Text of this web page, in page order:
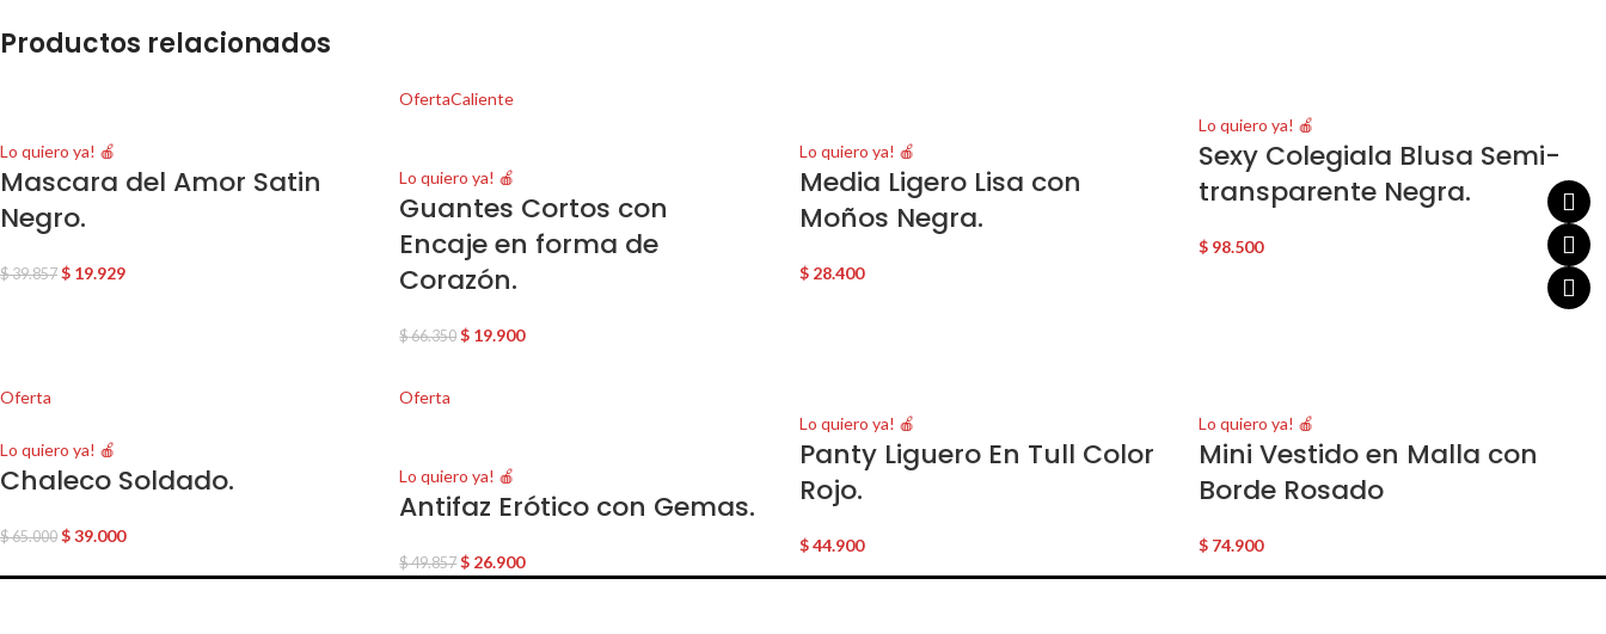
Productos relacionados
Lo quiero ya! 🍎
Mascara del Amor Satin
Negro.
$39.857 $ 19.929
OfertaCaliente
Lo quiero ya! 🍎
Guantes Cortos con
Encaje en forma de
Corazón.
$66.350 $ 19.900
Lo quiero ya! 🍎
Media Ligero Lisa con
Moños Negra.
$28.400
Lo quiero ya! 🍎
Sexy Colegiala Blusa Semi-
transparente Negra.
$98.500
Oferta
Lo quiero ya! 🍎
Chaleco Soldado.
$65.000 $39.000
Oferta
Lo quiero ya! 🍎
Antifaz Erótico con Gemas.
$49.857 $ 26.900
Lo quiero ya! 🍎
Panty Liguero En Tull Color
Rojo.
$44.900
Lo quiero ya! 🍎
Mini Vestido en Malla con
Borde Rosado
$74.900